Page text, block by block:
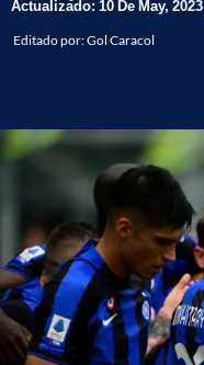
Actualizado: 10 De May, 2023
Editado por:Gol Caracol